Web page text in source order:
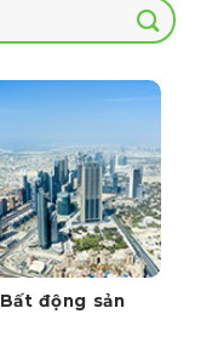
Bất động sản